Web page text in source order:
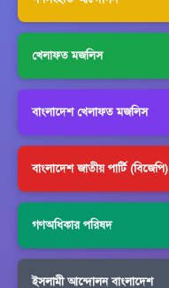
খেলাফত মজলিস
বাংলাদেশ খেলাফত মজলিস
বাংলাদেশ জাতীয় পার্টি (বিজেপি)
গণঅধিকার পরিষদ
ইসলামী আন্দোলন বাংলাদেশ